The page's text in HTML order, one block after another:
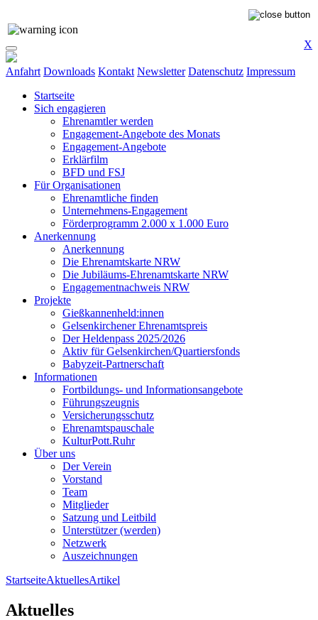
X
Anfahrt Downloads Kontakt Newsletter Datenschutz Impressum
Startseite
Sich engagieren
Ehrenamtler werden
Engagement-Angebote des Monats
Engagement-Angebote
Erklärfilm
BFD und FSJ
Für Organisationen
Ehrenamtliche finden
Unternehmens-Engagement
Förderprogramm 2.000 x 1.000 Euro
Anerkennung
Anerkennung
Die Ehrenamtskarte NRW
Die Jubiläums-Ehrenamtskarte NRW
Engagementnachweis NRW
Projekte
Gießkannenheld:innen
Gelsenkirchener Ehrenamtspreis
Der Heldenpass 2025/2026
Aktiv für Gelsenkirchen/Quartiersfonds
Babyzeit-Partnerschaft
Informationen
Fortbildungs- und Informationsangebote
Führungszeugnis
Versicherungsschutz
Ehrenamtspauschale
KulturPott.Ruhr
Über uns
Der Verein
Vorstand
Team
Mitglieder
Satzung und Leitbild
Unterstützer (werden)
Netzwerk
Auszeichnungen
StartseiteAktuellesArtikel
Aktuelles